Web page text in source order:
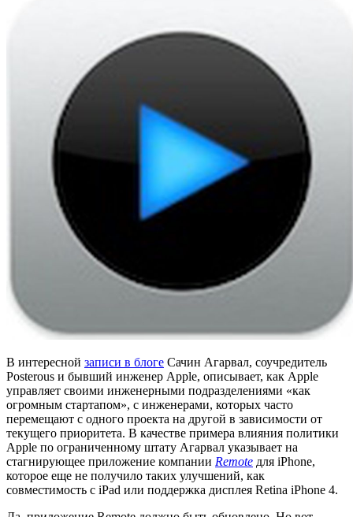
В интересной записи в блоге Сачин Агарвал, соучредитель
Posterous и бывший инженер Apple, описывает, как Apple
управляет своими инженерными подразделениями «как
огромным стартапом», с инженерами, которых часто
перемещают с одного проекта на другой в зависимости от
текущего приоритета. В качестве примера влияния политики
Apple по ограниченному штату Агарвал указывает на
стагнирующее приложение компании Remote для iPhone,
которое еще не получило таких улучшений, как
совместимость с iPad или поддержка дисплея Retina iPhone 4.